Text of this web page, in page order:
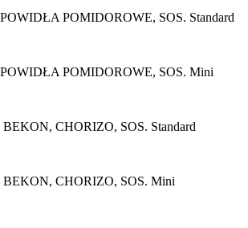
POMIDOROWE, SOS. Standard
POMIDOROWE, SOS. Mini
CHORIZO, SOS. Standard
CHORIZO, SOS. Mini